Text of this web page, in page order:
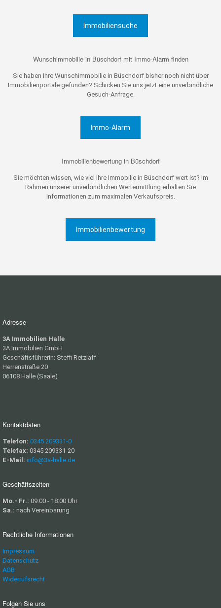
Immobiliensuche
Wunschimmobilie in Büschdorf mit Immo-Alarm finden
Sie haben Ihre Wunschimmobilie in Büschdorf bisher noch nicht über
Immobilienportale gefunden? Schicken Sie uns jetzt eine unverbindliche
Gesuch-Anfrage.
Immo-Alarm
Immobilienbewertung in Büschdorf
Sie möchten wissen, wie viel Ihre Immobilie in Büschdorf wert ist? Im
Rahmen unserer unverbindlichen Wertermittlung erhalten Sie
Informationen zum maximalen Verkaufspreis.
Immobilienbewertung
Adresse
3A Immobilien Halle
3A Immobilien GmbH
Geschäftsführerin: Steffi Retzlaff
Herrenstraße 20
06108 Halle (Saale)
Kontaktdaten
Telefon: 0345 209331-0
Telefax: 0345 209331-20
E-Mail: info@3a-halle.de
Geschäftszeiten
Mo.- Fr.: 09:00 - 18:00 Uhr
Sa.: nach Vereinbarung
Rechtliche Informationen
Impressum
Datenschutz
AGB
Widerrufsrecht
Folgen Sie uns